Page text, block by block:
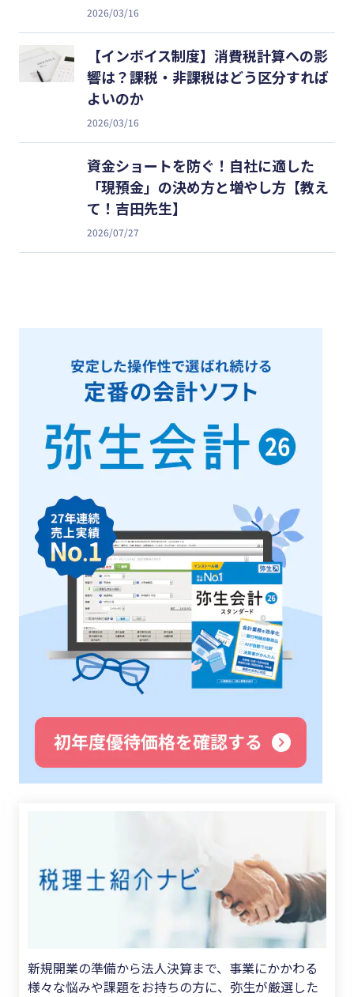
2026/03/16
【インボイス制度】消費税計算への影
響は？課税・非課税はどう区分すれば
よいのか
2026/03/16
資金ショートを防ぐ！自社に適した
「現預金」の決め方と増やし方【教え
て！吉田先生】
2026/07/27
新規開業の準備から法人決算まで、事業にかかわる
様々な悩みや課題をお持ちの方に、弥生が厳選した